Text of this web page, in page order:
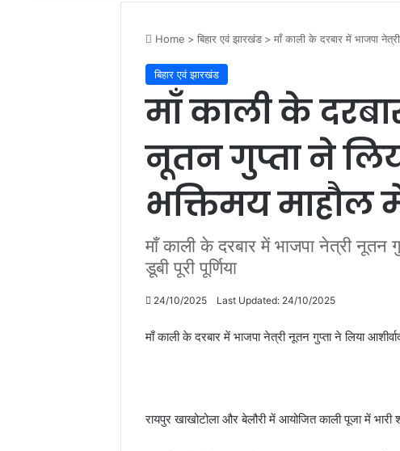
Home > बिहार एवं झारखंड > माँ काली के दरबार में भाजपा
बिहार एवं झारखंड
माँ काली के
नूतन गुप्ता ने
भक्तिमय माहौल में
माँ काली के दरबार में भाजपा नेत्री नूतन
डूबी पूरी पूर्णिया
24/10/2025 Last Updated: 24/10/2025
माँ काली के दरबार में भाजपा नेत्री नूतन गुप्ता ने लिया
रायपुर खाखोटोला और बेलौरी में आयोजित काली पूजा में भारी